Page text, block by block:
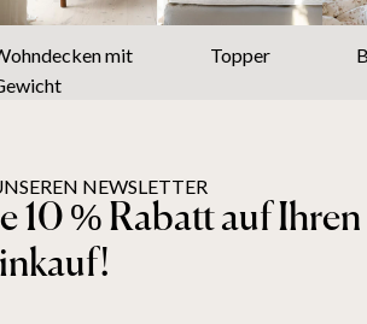
mit
Topper
NEWSLETTER
10 % Rabatt auf Ihren